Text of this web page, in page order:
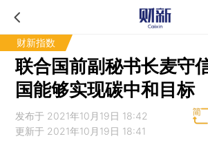
财新指数
联合国前副秘书长麦守
国能够实现碳中和目标
发布于 2021年10月19日 18:42
更新于 2021年10月19日 18:41